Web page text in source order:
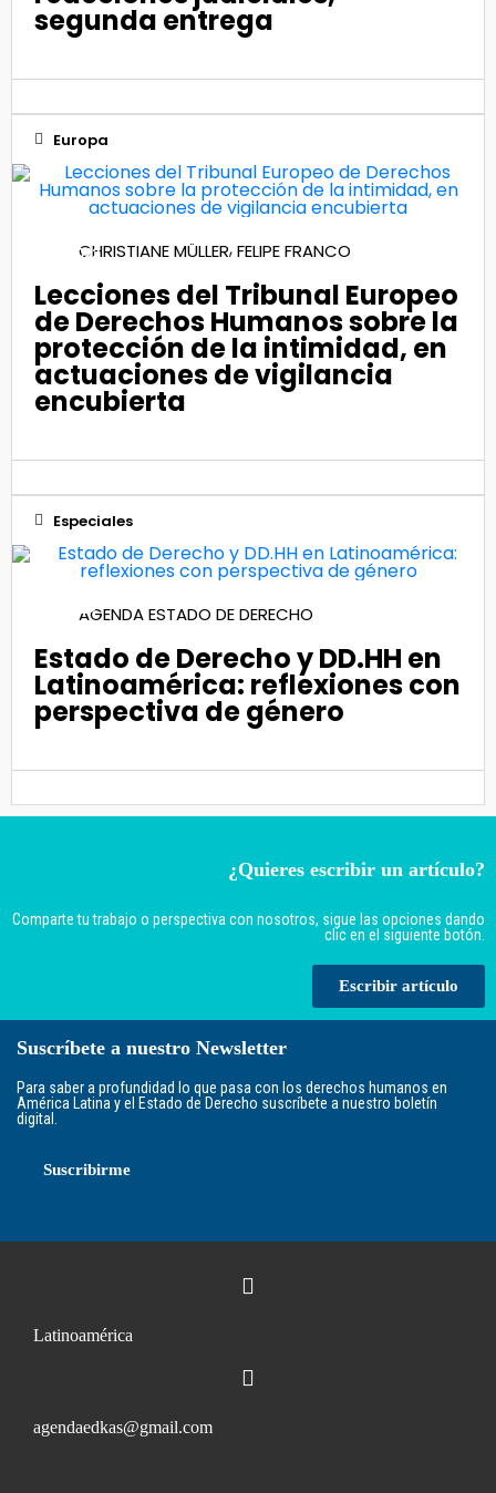
segunda entrega
Europa
12
May 2022CHRISTIANE MÜLLER,FELIPE FRANCO
Lecciones del Tribunal Europeo
de Derechos Humanos sobre la
protección de la intimidad, en
actuaciones de vigilancia
encubierta
Especiales
08
AGENDA ESTADO DE DERECHO
Estado de Derecho y DD.HH en
Latinoamérica: reflexiones con
perspectiva de género
¿Quieres escribir un artículo?
Comparte tu trabajo o perspectiva con nosotros, sigue las opciones dando
clic en el siguiente botón.
Escribir artículo
Suscríbete a nuestro Newsletter
Para saber a profundidad lo que pasa con los derechos humanos en
América Latina y el Estado de Derecho suscríbete a nuestro boletín
digital.
Suscribirme
Latinoamérica
agendaedkas@gmail.com